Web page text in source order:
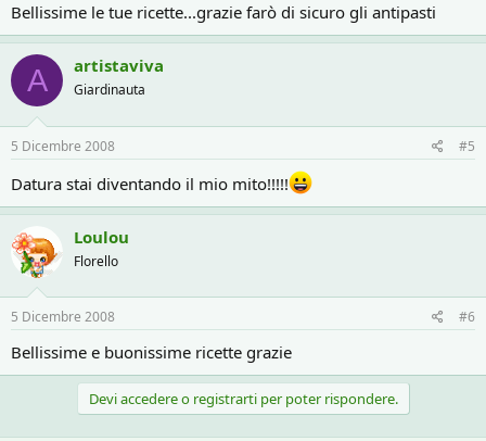
Bellissime le tue ricette...grazie farò di sicuro gli antipasti
A artistaviva
Giardinauta
5 Dicembre 2008 #5
Datura stai diventando il mio mito!!!!!
Loulou
Florello
5 Dicembre 2008 #6
Bellissime e buonissime ricette grazie
Devi accedere o registrarti per poter rispondere.